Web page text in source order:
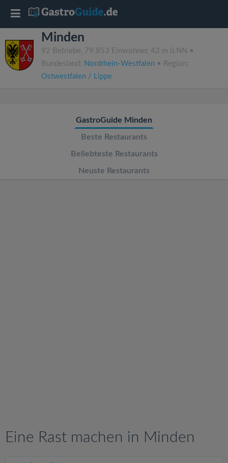
Minden
92 Betriebe, 79.853 Einwohner, 42 m ü.NN •
Bundesland: Nordrhein-Westfalen • Region:
Ostwestfalen / Lippe
GastroGuide Minden
Beste Restaurants
Beliebteste Restaurants
Neuste Restaurants
Eine Rast machen in Minden
T
o